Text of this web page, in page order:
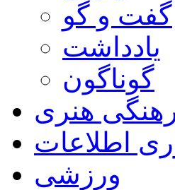
گفت و گو
یادداشت
گوناگون
هنری
اطلاعات
ورزشی